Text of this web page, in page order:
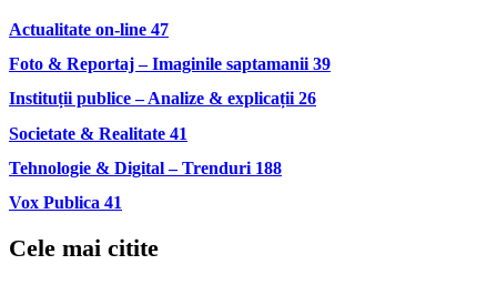
Actualitate on-line 47
Foto & Reportaj – Imaginile saptamanii 39
Instituții publice – Analize & explicații 26
Societate & Realitate 41
Tehnologie & Digital – Trenduri 188
Vox Publica 41
Cele mai citite